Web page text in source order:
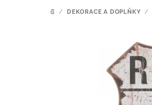
DOMŮ
/ DEKORACE A DOPLŇKY /